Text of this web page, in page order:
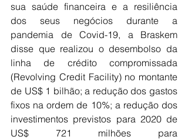
sua saúde financeira e a resiliência
dos seus negócios durante a
pandemia de Covid-19, a Braskem
disse que realizou o desembolso da
linha de crédito compromissada
(Revolving Credit Facility) no montante
de US$ 1 bilhão; a redução dos gastos
fixos na ordem de 10%; a redução dos
investimentos previstos para 2020 de
US$ 721 milhões para